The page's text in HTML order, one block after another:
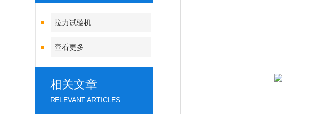
拉力试验机
查看更多
相关文章
RELEVANT ARTICLES